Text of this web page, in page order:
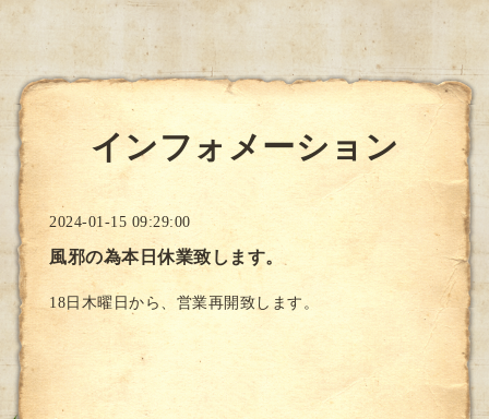
インフォメーション
2024-01-15 09:29:00
風邪の為本日休業致します。
18日木曜日から、営業再開致します。